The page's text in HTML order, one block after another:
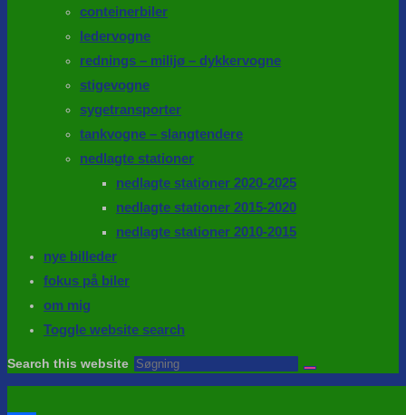
conteinerbiler
ledervogne
rednings – milijø – dykkervogne
stigevogne
sygetransporter
tankvogne – slangtendere
nedlagte stationer
nedlagte stationer 2020-2025
nedlagte stationer 2015-2020
nedlagte stationer 2010-2015
nye billeder
fokus på biler
om mig
Toggle website search
Search this website